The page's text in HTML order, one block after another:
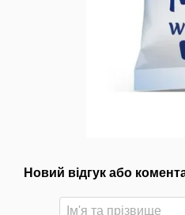
Новий відгук або